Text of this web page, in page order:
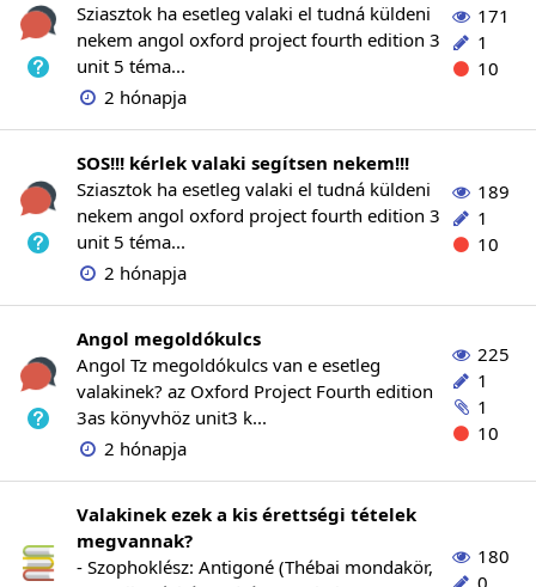
Sziasztok ha esetleg valaki el tudná küldeni
nekem angol oxford project fourth edition 3
unit 5 téma...
2 hónapja
171
1
10
SOS!!! kérlek valaki segítsen nekem!!!
Sziasztok ha esetleg valaki el tudná küldeni
nekem angol oxford project fourth edition 3
unit 5 téma...
2 hónapja
189
1
10
Angol megoldókulcs
Angol Tz megoldókulcs van e esetleg
valakinek? az Oxford Project Fourth edition
3as könyvhöz unit3 k...
2 hónapja
225
1
1
10
Valakinek ezek a kis érettségi tételek
megvannak?
- Szophoklész: Antigoné (Thébai mondakör,
180
0